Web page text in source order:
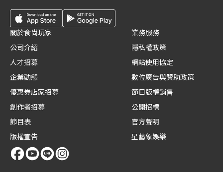
關於食尚玩家
公司介紹
人才招募
企業動態
優惠券店家招募
創作者招募
節目表
版權宣告
業務服務
隱私權政策
網站使用協定
數位廣告與贊助政策
節目版權銷售
公開招標
官方聲明
星藝象娛樂